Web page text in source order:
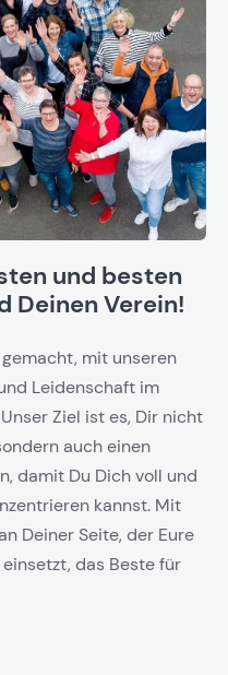
und besten
Deinen Verein!
mit unseren
Leidenschaft im
Ziel ist es, Dir nicht
auch einen
damit Du Dich voll und
kannst. Mit
Deiner Seite, der Eure
das Beste für